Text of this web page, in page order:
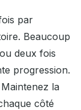
par
Beaucoup
deux fois
progression.
la
côté